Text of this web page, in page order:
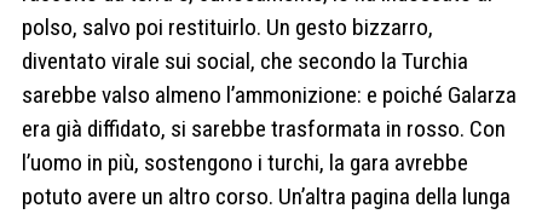
polso, salvo poi restituirlo. Un gesto bizzarro,
diventato virale sui social, che secondo la Turchia
sarebbe valso almeno l’ammonizione: e poiché Galarza
era già diffidato, si sarebbe trasformata in rosso. Con
l’uomo in più, sostengono i turchi, la gara avrebbe
potuto avere un altro corso. Un’altra pagina della lunga